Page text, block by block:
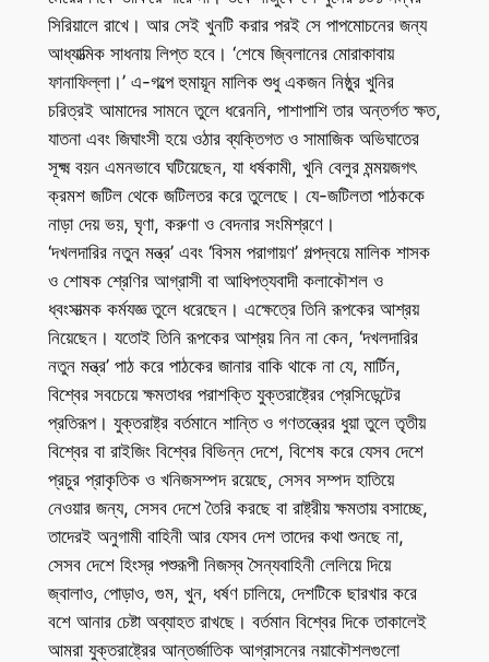
সিরিয়ালে রাখে। আর সেই খুনটি করার পরই সে পাপমোচনের জন্য
আধ্যাত্মিক সাধনায় লিপ্ত হবে। ‘শেষে জ্বিলানের মোরাকাবায়
ফানাফিল্লা।’ এ-গল্পে হুমায়ূন মালিক শুধু একজন নিষ্ঠুর খুনির
চরিত্রই আমাদের সামনে তুলে ধরেননি, পাশাপাশি তার অন্তর্গত ক্ষত,
যাতনা এবং জিঘাংসী হয়ে ওঠার ব্যক্তিগত ও সামাজিক অভিঘাতের
সূক্ষ্ম বয়ন এমনভাবে ঘটিয়েছেন, যা ধর্ষকামী, খুনি বেলুর মন্ময়জগৎ
ক্রমশ জটিল থেকে জটিলতর করে তুলেছে। যে-জটিলতা পাঠককে
নাড়া দেয় ভয়, ঘৃণা, করুণা ও বেদনার সংমিশ্রণে।
‘দখলদারির নতুন মন্ত্র’ এবং ‘বিসম পরাগায়ণ’ গল্পদ্বয়ে মালিক শাসক
ও শোষক শ্রেণির আগ্রাসী বা আধিপত্যবাদী কলাকৌশল ও
ধ্বংসাত্মক কর্মযজ্ঞ তুলে ধরেছেন। এক্ষেত্রে তিনি রূপকের আশ্রয়
নিয়েছেন। যতোই তিনি রূপকের আশ্রয় নিন না কেন, ‘দখলদারির
নতুন মন্ত্র’ পাঠ করে পাঠকের জানার বাকি থাকে না যে, মার্টিন,
বিশ্বের সবচেয়ে ক্ষমতাধর পরাশক্তি যুক্তরাষ্ট্রের প্রেসিডেন্টের
প্রতিরূপ। যুক্তরাষ্ট্র বর্তমানে শান্তি ও গণতন্ত্রের ধুয়া তুলে তৃতীয়
বিশ্বের বা রাইজিং বিশ্বের বিভিন্ন দেশে, বিশেষ করে যেসব দেশে
প্রচুর প্রাকৃতিক ও খনিজসম্পদ রয়েছে, সেসব সম্পদ হাতিয়ে
নেওয়ার জন্য, সেসব দেশে তৈরি করছে বা রাষ্ট্রীয় ক্ষমতায় বসাচ্ছে,
তাদেরই অনুগামী বাহিনী আর যেসব দেশ তাদের কথা শুনছে না,
সেসব দেশে হিংস্র পশুরূপী নিজস্ব সৈন্যবাহিনী লেলিয়ে দিয়ে
জ্বালাও, পোড়াও, গুম, খুন, ধর্ষণ চালিয়ে, দেশটিকে ছারখার করে
বশে আনার চেষ্টা অব্যাহত রাখছে। বর্তমান বিশ্বের দিকে তাকালেই
আমরা যুক্তরাষ্ট্রের আন্তর্জাতিক আগ্রাসনের নয়াকৌশলগুলো